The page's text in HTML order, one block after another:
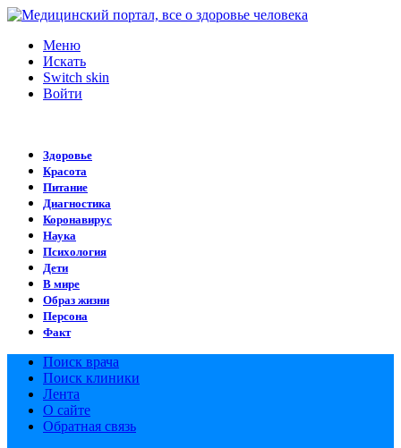
Меню
Искать
Switch skin
Войти
Здоровье
Красота
Питание
Диагностика
Коронавирус
Наука
Психология
Дети
В мире
Образ жизни
Персона
Факт
Поиск врача
Поиск клиники
Лента
О сайте
Обратная связь